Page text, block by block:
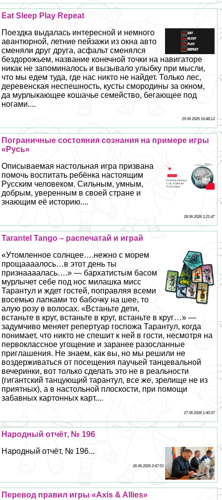
Eat Sleep Play Repeat
Поездка выдалась интересной и немного
авантюрной, летние пейзажи из окна авто
сменяли друг друга, асфальт сменялся
бездорожьем, название конечной точки на навигаторе
никак не запоминалось и вызывало улыбку при мысли,
что мы едем туда, где нас никто не найдет. Только лес,
деревенская неспешность, кусты смородины за окном,
да мурлыкающее кошачье семейство, бегающее под
ногами....
29 06 2026 16:48:13
Пограничные состояния сознания на примере игры
«Русь»
Описываемая настольная игра призвана
помочь воспитать ребёнка настоящим
Русским человеком. Сильным, умным,
добрым, уверенным в своей стране и
знающим её историю....
28 06 2026 1:21:47
Tarantel Tango – распечатай и играй
«Утомленное солнцее….нежно с морем
прощаааалось…в этот день ты
признаааалась….» — бархатистым басом
мурлычет себе под нос милашка мисс
Тарантул и ждет гостей, поправляя всеми
восемью лапками то бабочку на шее, то
алую розу в волосах. «Встаньте дети,
встаньте в круг, встаньте в круг, встаньте в круг…» —
задумчиво меняет репертуар госпожа Тарантул, когда
понимает, что никто не спешит к ней в гости, несмотря на
первоклассное угощение и заранее разосланные
приглашения. Не знаем, как вы, но мы решили не
воздерживаться от посещения паучьей танцевальной
вечеринки, вот только сделать это не в реальности
(гигантский танцующий тарантул, все же, зрелище не из
приятных), а в настольной плоскости, при помощи
забавных картонных карт....
27 06 2026 1:40:37
Народный отчёт, № 196
Народный отчёт, № 196...
26 06 2026 2:47:53
Перевод правил игры «Axis & Allies»